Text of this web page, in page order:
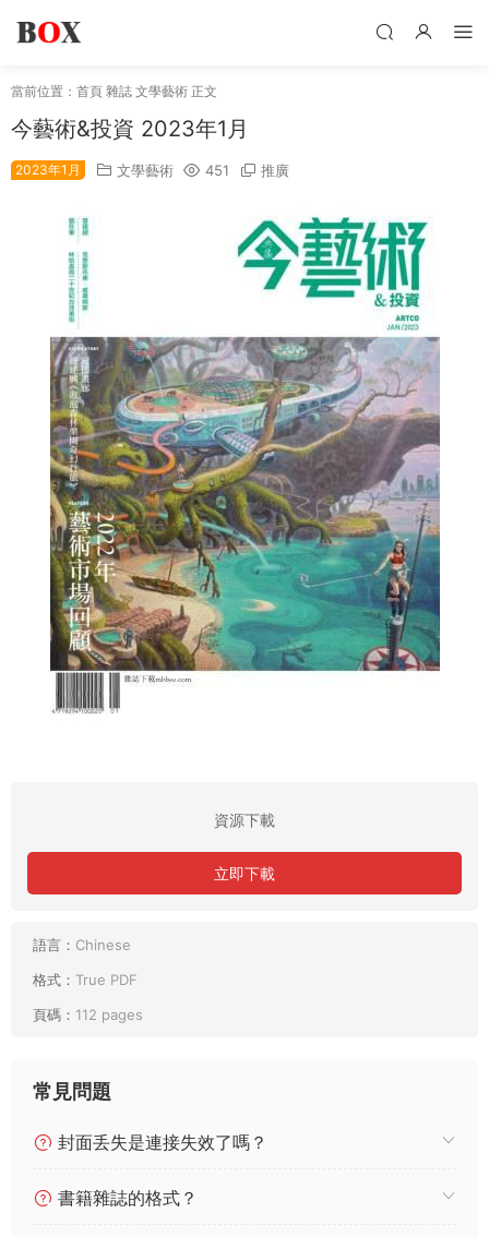
當前位置： 首頁 雜誌 文學藝術 正文
今藝術&投資 2023年1月
2023年1月 文學藝術 451 推廣
資源下載
立即下載
語言： Chinese
格式： True PDF
頁碼： 112 pages
常見問題
封面丢失是連接失效了嗎？
書籍雜誌的格式？